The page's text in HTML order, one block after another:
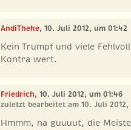
AndiTheke, 10. Juli 2012, um 01:42
Kein Trumpf und viele
Kontra wert.
Friedrich, 10. Juli 2012, um 01:46
zuletzt bearbeitet am 10. Juli 2012,
Hmmm, na guuuut, die